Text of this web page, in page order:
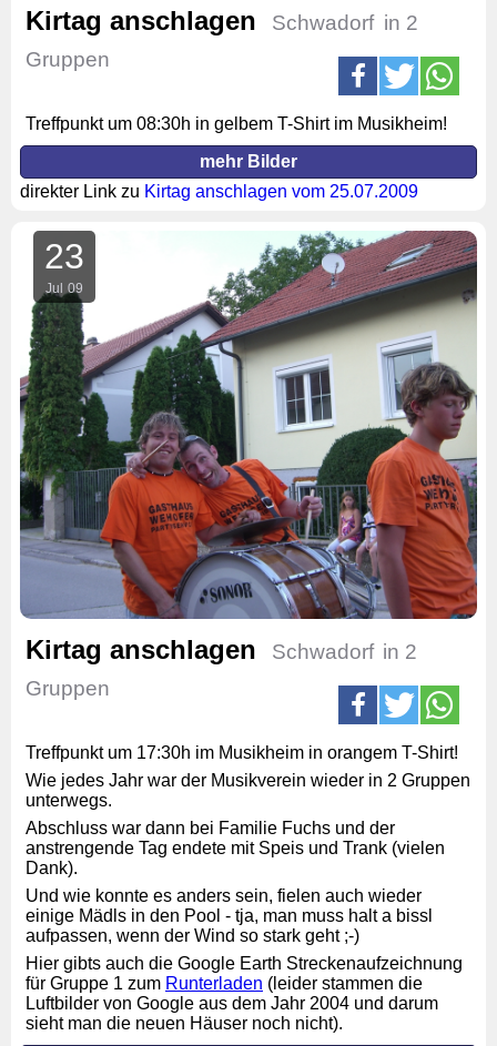
Kirtag anschlagen Schwadorf in 2
Gruppen
Treffpunkt um 08:30h in gelbem T-Shirt im Musikheim!
mehr Bilder
direkter Link zu Kirtag anschlagen vom 25.07.2009
23
Jul 09
Kirtag anschlagen Schwadorf in 2
Gruppen
Treffpunkt um 17:30h im Musikheim in orangem T-Shirt!
Wie jedes Jahr war der Musikverein wieder in 2 Gruppen
unterwegs.
Abschluss war dann bei Familie Fuchs und der
anstrengende Tag endete mit Speis und Trank (vielen
Dank).
Und wie konnte es anders sein, fielen auch wieder
einige Mädls in den Pool - tja, man muss halt a bissl
aufpassen, wenn der Wind so stark geht ;-)
Hier gibts auch die Google Earth Streckenaufzeichnung
für Gruppe 1 zum Runterladen (leider stammen die
Luftbilder von Google aus dem Jahr 2004 und darum
sieht man die neuen Häuser noch nicht).